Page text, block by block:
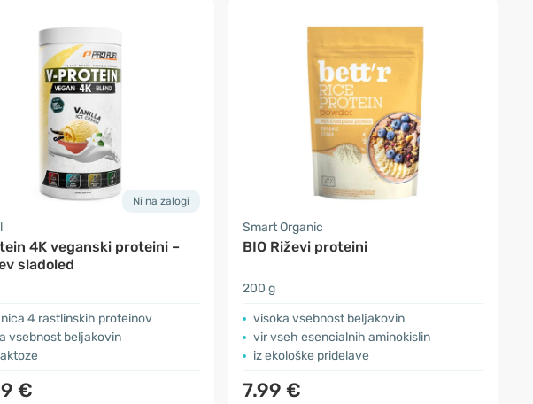
Ni na zalogi
4K veganski proteini –
sladoled
4 rastlinskih proteinov
vsebnost beljakovin
€
Smart Organic
BIO Riževi proteini
200 g
visoka vsebnost beljakovin
vir vseh esencialnih aminokislin
iz ekološke pridelave
7.99 €